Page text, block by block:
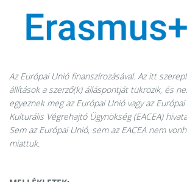
Az Európai Unió finanszírozásával. Az itt
állítások a szerző(k) álláspontját tükrözik, és
egyeznek meg az Európai Unió vagy az
Kulturális Végrehajtó Ügynökség (EACEA)
Sem az Európai Unió, sem az EACEA nem
miattuk.